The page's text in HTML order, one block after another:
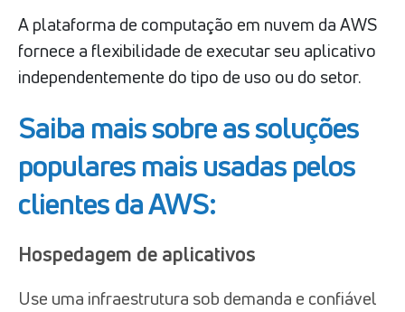
A plataforma de computação em nuvem da AWS
fornece a flexibilidade de executar seu aplicativo
independentemente do tipo de uso ou do setor.
Saiba mais sobre as soluções
populares mais usadas pelos
clientes da AWS:
Hospedagem de aplicativos
Use uma infraestrutura sob demanda e confiável